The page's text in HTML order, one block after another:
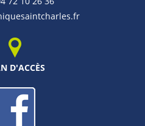
D'ACCÈS